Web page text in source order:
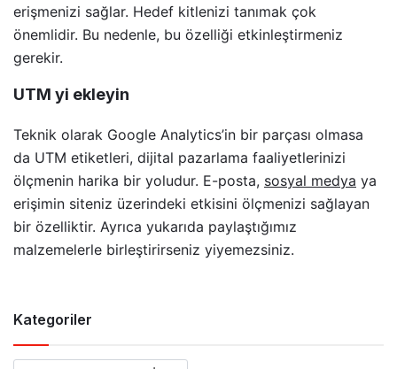
erişmenizi sağlar. Hedef kitlenizi tanımak çok
önemlidir. Bu nedenle, bu özelliği etkinleştirmeniz
gerekir.
UTM yi ekleyin
Teknik olarak Google Analytics’in bir parçası olmasa
da UTM etiketleri, dijital pazarlama faaliyetlerinizi
ölçmenin harika bir yoludur. E-posta, sosyal medya ya
erişimin siteniz üzerindeki etkisini ölçmenizi sağlayan
bir özelliktir. Ayrıca yukarıda paylaştığımız
malzemelerle birleştirirseniz yiyemezsiniz.
Kategoriler